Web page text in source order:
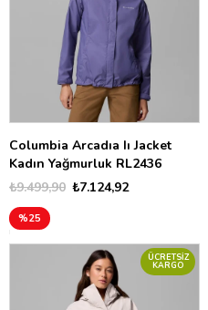
Columbia Arcadıa Iı Jacket
Kadın Yağmurluk RL2436
₺7.124,92
₺9.499,90
%25
ÜCRETSIZ
KARGO